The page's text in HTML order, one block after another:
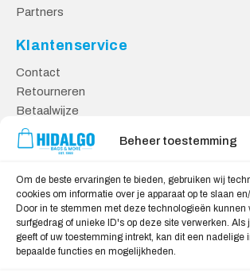
Beheer toestemming
Om de beste ervaringen te bieden, gebruiken wij
cookies om informatie over je apparaat op te slaan
Door in te stemmen met deze technologieën kunnen
surfgedrag of unieke ID's op deze site verwerken.
geeft of uw toestemming intrekt, kan dit een nadelige
bepaalde functies en mogelijkheden.
Partners
Klantenservice
Contact
Retourneren
Betaalwijze
Kennisbank
Algemene Voorwaarden
Privacy Verklaring
Cookie Verklaring
Aansprakelijkheid